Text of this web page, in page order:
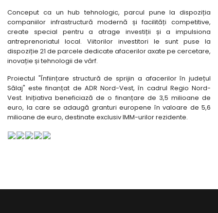
Conceput ca un hub tehnologic, parcul pune la dispoziția
companiilor infrastructură modernă și facilități competitive,
create special pentru a atrage investiții și a impulsiona
antreprenoriatul local. Viitorilor investitori le sunt puse la
dispoziție 21 de parcele dedicate afacerilor axate pe cercetare,
inovație și tehnologii de vârf.
Proiectul "Înființare structură de sprijin a afacerilor în județul
Sălaj" este finanțat de ADR Nord-Vest, în cadrul Regio Nord-
Vest. Inițiativa beneficiază de o finanțare de 3,5 milioane de
euro, la care se adaugă granturi europene în valoare de 5,6
milioane de euro, destinate exclusiv IMM-urilor rezidente.